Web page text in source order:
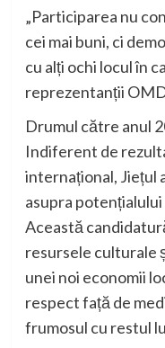
„Participarea nu
cei mai buni, ci
cu alți ochi loculîn
reprezentanții
Drumul către anul
Indiferent de
internațional, Jiețul
asupra potențialului
Această
resursele culturale
unei noi economii
respectfață de
frumosul cu restul